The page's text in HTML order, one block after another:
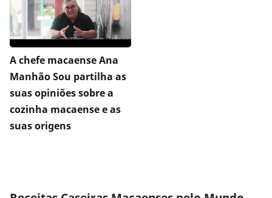
A chefe macaense Ana
Manhão Sou partilha as
suas opiniões sobre a
cozinha macaense e as
suas origens